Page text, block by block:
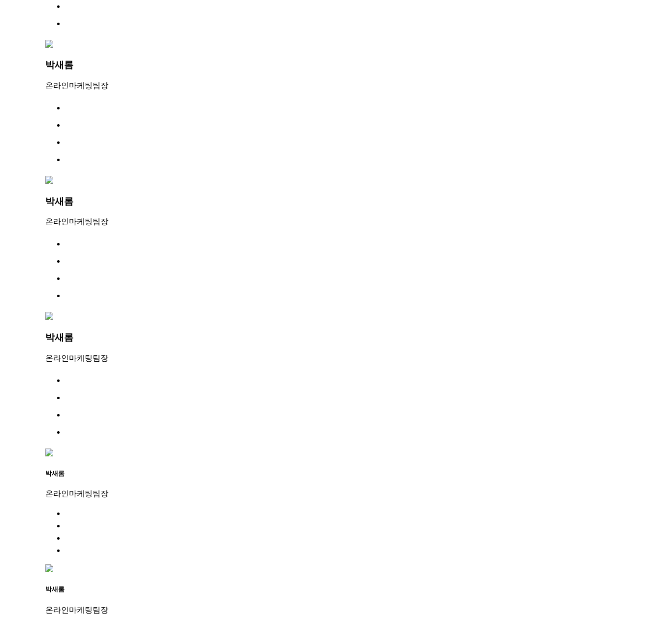
박새롬
온라인마케팅팀장
박새롬
온라인마케팅팀장
박새롬
온라인마케팅팀장
박새롬
온라인마케팅팀장
박새롬
온라인마케팅팀장